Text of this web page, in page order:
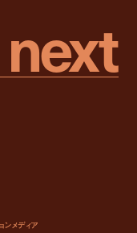
next
ンメディア